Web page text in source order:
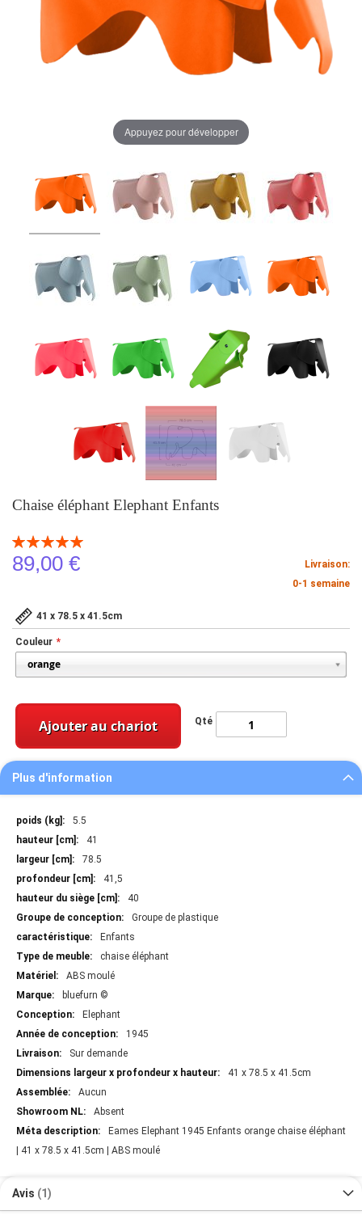
Chaise éléphant Elephant Enfants
Notation:
100
% of100
89,00 €
Livraison:
0-1 semaine
41 x 78.5 x 41.5cm
Couleur
Qté
Ajouter au chariot
Appuyez pour développer
Plus d'information
Plus
d'information
5.5
41
78.5
41,5
40
Groupe de plastique
Enfants
chaise éléphant
ABS moulé
bluefurn ©
Elephant
1945
Sur demande
41 x 78.5 x 41.5cm
Aucun
Absent
Eames Elephant 1945 Enfants orange chaise éléphant
| 41 x 78.5 x 41.5cm | ABS moulé
Avis 1